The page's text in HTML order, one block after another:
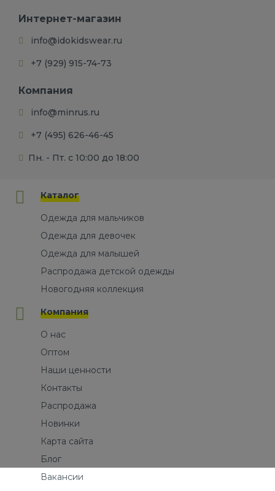
Интернет-магазин
info@idokidswear.ru
+7 (929) 915-74-73
Компания
info@minrus.ru
+7 (495) 626-46-45
Пн. - Пт. с 10:00 до 18:00
Каталог
Одежда для мальчиков
Одежда для девочек
Одежда для малышей
Распродажа детской одежды
Новогодняя коллекция
Компания
О нас
Оптом
Наши ценности
Контакты
Распродажа
Новинки
Карта сайта
Блог
Вакансии